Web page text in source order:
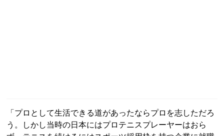
「プロとして生活できる道があったならプロを志しただろ
う。しかし当時の日本にはプロテニスプレーヤーはおら